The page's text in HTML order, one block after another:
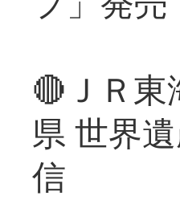
🔴ＪＲ
県 世界
信